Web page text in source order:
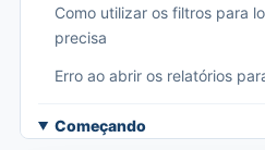
Como utilizar os filtros para
precisa
Erro ao abrir os relatórios
Começando